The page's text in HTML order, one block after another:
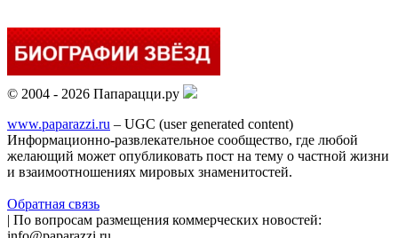
© 2004 - 2026 Папарацци.ру
www.paparazzi.ru – UGC (user generated content)
Информационно-развлекательное сообщество, где любой
желающий может опубликовать пост на тему о частной жизни
и взаимоотношениях мировых знаменитостей.
Обратная связь
| По вопросам размещения коммерческих новостей: